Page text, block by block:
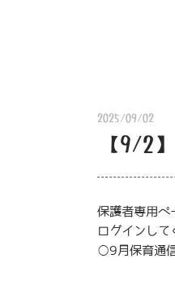
2025/09/02
【9/2
保護者専用ペ
ログインして
○9月保育通